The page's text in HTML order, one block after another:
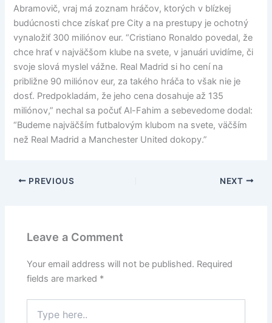
Abramovič, vraj má zoznam hráčov, ktorých v blízkej
budúcnosti chce získať pre City a na prestupy je ochotný
vynaložiť 300 miliónov eur. “Cristiano Ronaldo povedal, že
chce hrať v najväčšom klube na svete, v januári uvidíme, či
svoje slová myslel vážne. Real Madrid si ho cení na
približne 90 miliónov eur, za takého hráča to však nie je
dosť. Predpokladám, že jeho cena dosahuje až 135
miliónov,” nechal sa počuť Al-Fahim a sebevedome dodal:
“Budeme najväčším futbalovým klubom na svete, väčším
než Real Madrid a Manchester United dokopy.”
PREVIOUS NEXT
Leave a Comment
Your email address will not be published. Required
fields are marked *
here..